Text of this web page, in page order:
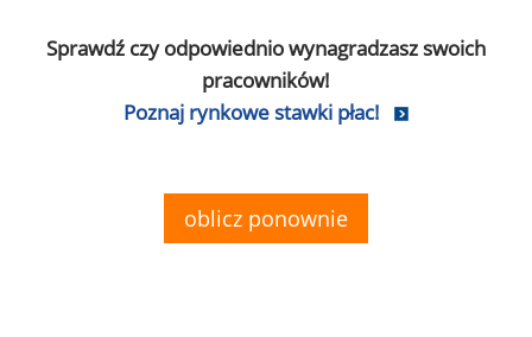
Sprawdź czy odpowiednio wynagradzasz swoich
pracowników!
Poznaj rynkowe stawki płac!
oblicz ponownie